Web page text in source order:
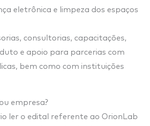
eletrônica e limpeza dos espaços
consultorias, capacitações,
e apoio para parcerias com
bem como com instituições
empresa?
ler o edital referente ao OrionLab